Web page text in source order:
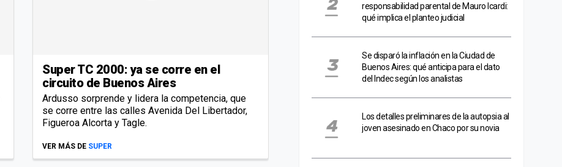
Super TC 2000: ya se corre en el
circuito de Buenos Aires
Ardusso sorprende y lidera la competencia, que
se corre entre las calles Avenida Del Libertador,
Figueroa Alcorta y Tagle.
VER MÁS DE SUPER
responsabilidad parental de Mauro Icardi:
qué implica el planteo judicial
Se disparó la inflación en la Ciudad de
Buenos Aires: qué anticipa para el dato
del Indec según los analistas
Los detalles preliminares de la autopsia al
joven asesinado en Chaco por su novia